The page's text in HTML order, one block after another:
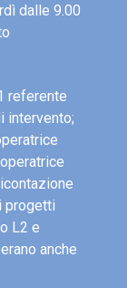
dalle 9.00
referente
intervento;
progetti
L2 e
anche